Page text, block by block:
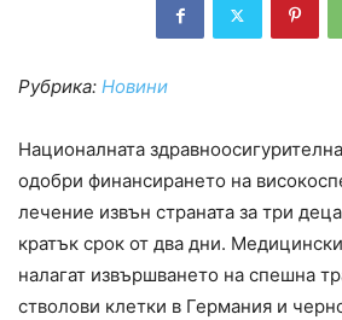
Рубрика: Новини
Националната
одобри финансирането на
лечение извън страната за три
кратък срок от два дни.
налагат извършването на спешна
стволови клетки в Германия и